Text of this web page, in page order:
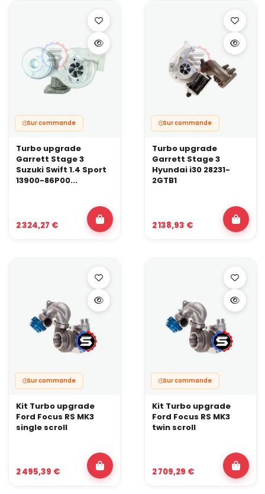
Une auto déjà correctement préparée en stage avancé
(ligne, admission, échangeur, gestion),
En bon état mécanique,
Avec une alimentation carburant suffisante.
Ensuite seulement, on passe au turbo hybride et à une vraie mise
au point sur mesure.
Sur commande
Turbo upgrade
Garrett Stage 3
Suzuki Swift 1.4 Sport
13900-86P00...
2 324,27 €
Sur commande
Turbo upgrade
Garrett Stage 3
Hyundai i30 28231-
2GTB1
2 138,93 €
Sur commande
Kit Turbo upgrade
Ford Focus RS MK3
single scroll
2 495,39 €
Sur commande
Kit Turbo upgrade
Ford Focus RS MK3
twin scroll
2 709,29 €